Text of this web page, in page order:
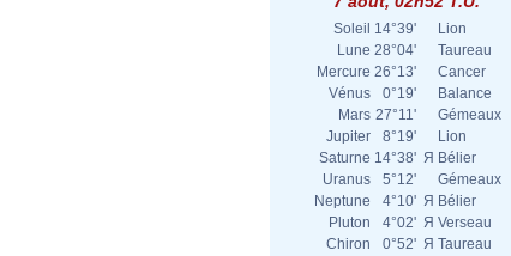
Soleil 14°39'
Lion
Lune 28°04'
Taureau
Mercure 26°13'
Cancer
Vénus
0°19'
Balance
Mars 27°11'
Gémeaux
Jupiter
8°19'
Lion
Saturne 14°38' Я Bélier
Uranus
5°12'
Gémeaux
Neptune
4°10' Я Bélier
Pluton
4°02' Я Verseau
Chiron
0°52' Я Taureau